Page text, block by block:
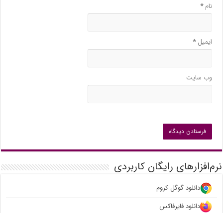
نام*
ایمیل*
وب‌ سایت
نرم‌افزارهای رایگان کاربردی
دانلود گوگل کروم
دانلود فایرفاکس